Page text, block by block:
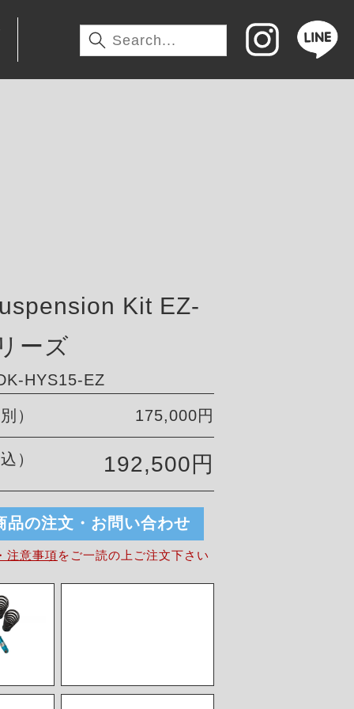
Kit EZ-
ーズ
HYS15-EZ
） 175,000円
） 192,500円
品の注文・お問い合わせ
注意事項を ご一読の上ご注文下さい